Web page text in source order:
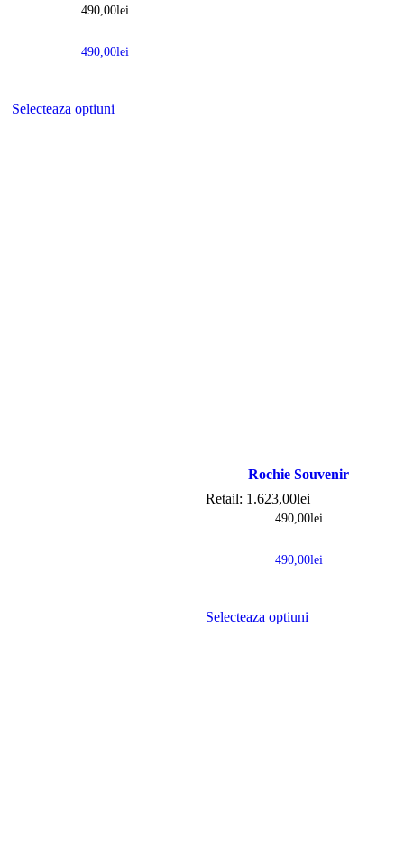
490,00lei
490,00lei
Selecteaza optiuni
Rochie Souvenir
Retail: 1.623,00lei
490,00lei
490,00lei
Selecteaza optiuni